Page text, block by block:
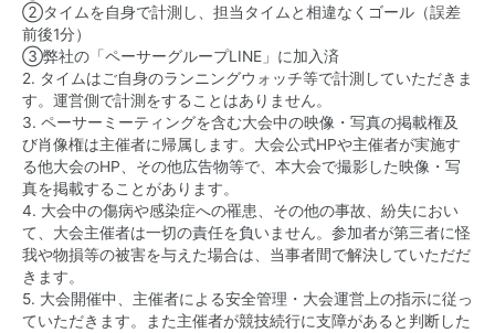
②タイムを自身で計測し、担当タイムと相違なくゴール（誤差
前後1分）
③弊社の「ペーサーグループLINE」に加入済
2. タイムはご自身のランニングウォッチ等で計測していただきま
す。運営側で計測をすることはありません。
3. ペーサーミーティングを含む大会中の映像・写真の掲載権及
び肖像権は主催者に帰属します。大会公式HPや主催者が実施す
る他大会のHP、その他広告物等で、本大会で撮影した映像・写
真を掲載することがあります。
4. 大会中の傷病や感染症への罹患、その他の事故、紛失におい
て、大会主催者は一切の責任を負いません。参加者が第三者に怪
我や物損等の被害を与えた場合は、当事者間で解決していただだ
きます。
5. 大会開催中、主催者による安全管理・大会運営上の指示に従っ
ていただきます。また主催者が競技続行に支障があると判断した